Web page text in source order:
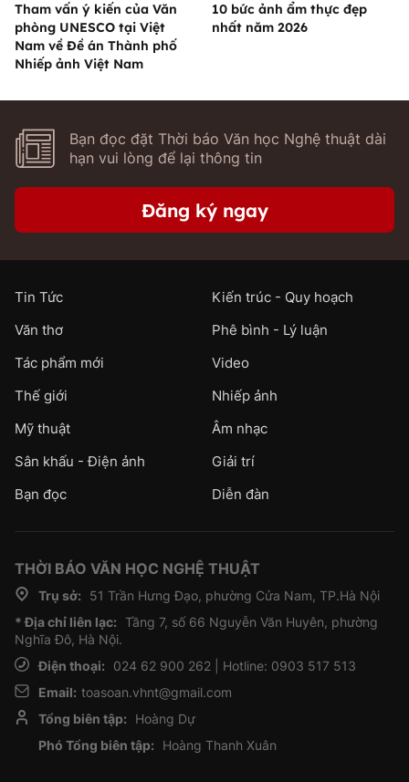
Tham vấn ý kiến của Văn
phòng UNESCO tại Việt
Nam về Đề án Thành phố
Nhiếp ảnh Việt Nam
10 bức ảnh ẩm thực đẹp
nhất năm 2026
Bạn đọc đặt Thời báo Văn học Nghệ thuật dài
hạn vui lòng để lại thông tin
Đăng ký ngay
Tin Tức
Kiến trúc - Quy hoạch
Văn thơ
Phê bình - Lý luận
Tác phẩm mới
Video
Thế giới
Nhiếp ảnh
Mỹ thuật
Âm nhạc
Sân khấu - Điện ảnh
Giải trí
Bạn đọc
Diễn đàn
THỜI BÁO VĂN HỌC NGHỆ THUẬT
Trụ sở:
51 Trần Hưng Đạo, phường Cửa Nam, TP.Hà Nội
* Địa chỉ liên lạc: Tầng 7, số 66 Nguyễn Văn Huyên, phường
Nghĩa Đô, Hà Nội.
Điện thoại:
024 62 900 262 | Hotline: 0903 517 513
Email: toasoan.vhnt@gmail.com
Tổng biên tập:
Hoàng Dự
Phó Tổng biên tập:
Hoàng Thanh Xuân